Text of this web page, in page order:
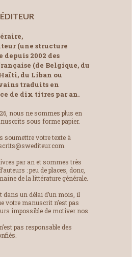
(une structure
2002 des
(de Belgique, du
du Liban ou
traduits en
de dix titres par an.
nous ne sommes plus en
sous forme papier.
soumettre votre texte à
par an et sommes très
: peu de places, donc,
de la littérature générale.
dans un délai d’un mois, il
votre manuscrit n’est pas
impossible de motiver nos
pas responsable des